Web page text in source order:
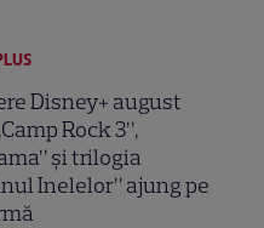
Disney+ august
Rock 3”,
și trilogia
Inelelor” ajung pe